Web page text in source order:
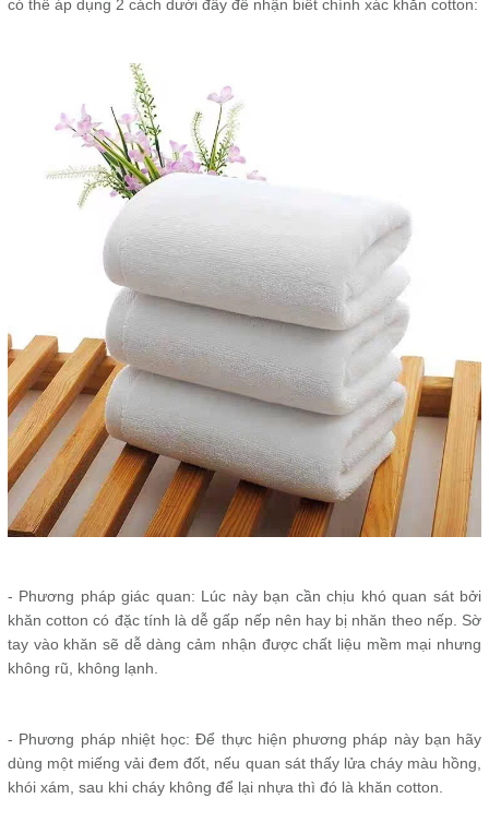
có thể áp dụng 2 cách dưới đây để nhận biết chính xác khăn cotton:
- Phương pháp giác quan: Lúc này bạn cần chịu khó quan sát bởi
khăn cotton có đặc tính là dễ gấp nếp nên hay bị nhăn theo nếp. Sờ
tay vào khăn sẽ dễ dàng cảm nhận được chất liệu mềm mại nhưng
không rũ, không lạnh.
- Phương pháp nhiệt học: Để thực hiện phương pháp này bạn hãy
dùng một miếng vải đem đốt, nếu quan sát thấy lửa cháy màu hồng,
khói xám, sau khi cháy không để lại nhựa thì đó là khăn cotton.